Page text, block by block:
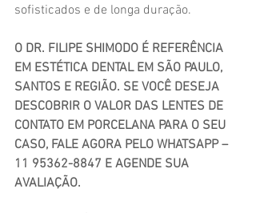
sofisticados e de longa duração.
O DR. FILIPE SHIMODO É REFERÊNCIA
EM ESTÉTICA DENTAL EM SÃO PAULO,
SANTOS E REGIÃO. SE VOCÊ DESEJA
DESCOBRIR O VALOR DAS LENTES DE
CONTATO EM PORCELANA PARA O SEU
CASO, FALE AGORA PELO WHATSAPP –
11 95362-8847 E AGENDE SUA
AVALIAÇÃO.